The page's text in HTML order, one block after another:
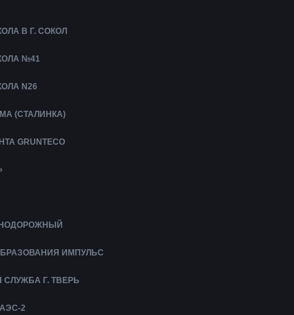
В Г. СОКОЛ
№41
N26
(СТАЛИНКА)
GRUNTECO
ИМПУЛЬС
Г. ТВЕРЬ
2